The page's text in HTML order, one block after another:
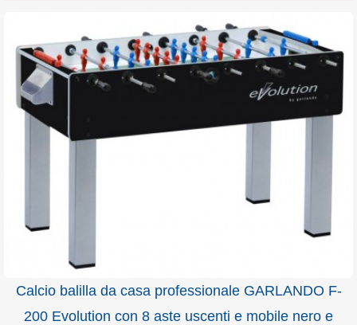
Calcio balilla da casa professionale GARLANDO F-
200 Evolution con 8 aste uscenti e mobile nero e